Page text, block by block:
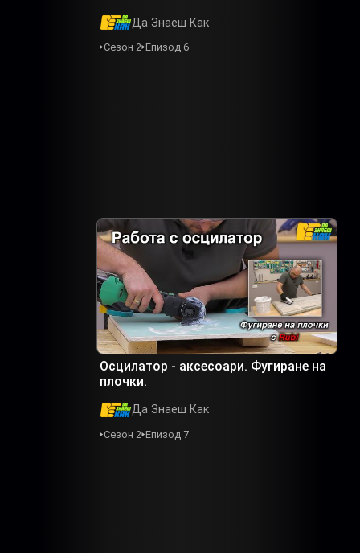
Да Знаеш Как
Сезон 2 Епизод 6
Осцилатор - аксесоари. Фугиране на
плочки.
Да Знаеш Как
Сезон 2 Епизод 7